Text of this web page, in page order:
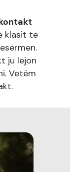
klasit të
ju lejon
Vetëm